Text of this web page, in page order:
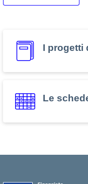
I progetti
Le